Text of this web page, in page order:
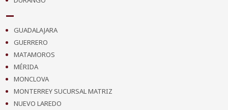
GUADALAJARA
GUERRERO
MATAMOROS
MÉRIDA
MONCLOVA
MONTERREY SUCURSAL MATRIZ
NUEVO LAREDO